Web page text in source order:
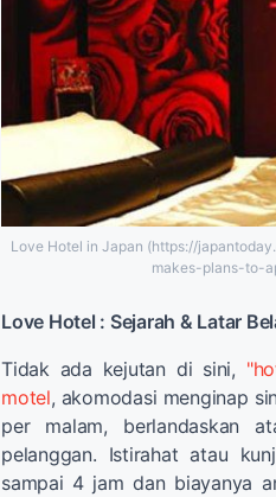
Love Hotel in Japan (https://
makes-plans-to-
Love Hotel : Sejarah & Latar
Tidak ada kejutan di sini,
motel, akomodasi menginap
per malam, berlandaskan
pelanggan. Istirahat atau
sampai 4 jam dan biayanya